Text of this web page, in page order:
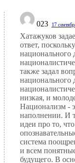
023 17
Хатажуков
ответ,
национального
также задал
национального
низкая, и
Национализм -
наполнении. И
идеи про то,
система
и всем
будущего. В